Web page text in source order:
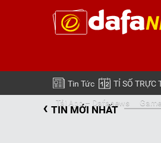
Tin Tức TỈ SỐ TRỰC
Tải App – Dafanews
‹ TIN MỚI NHẤT